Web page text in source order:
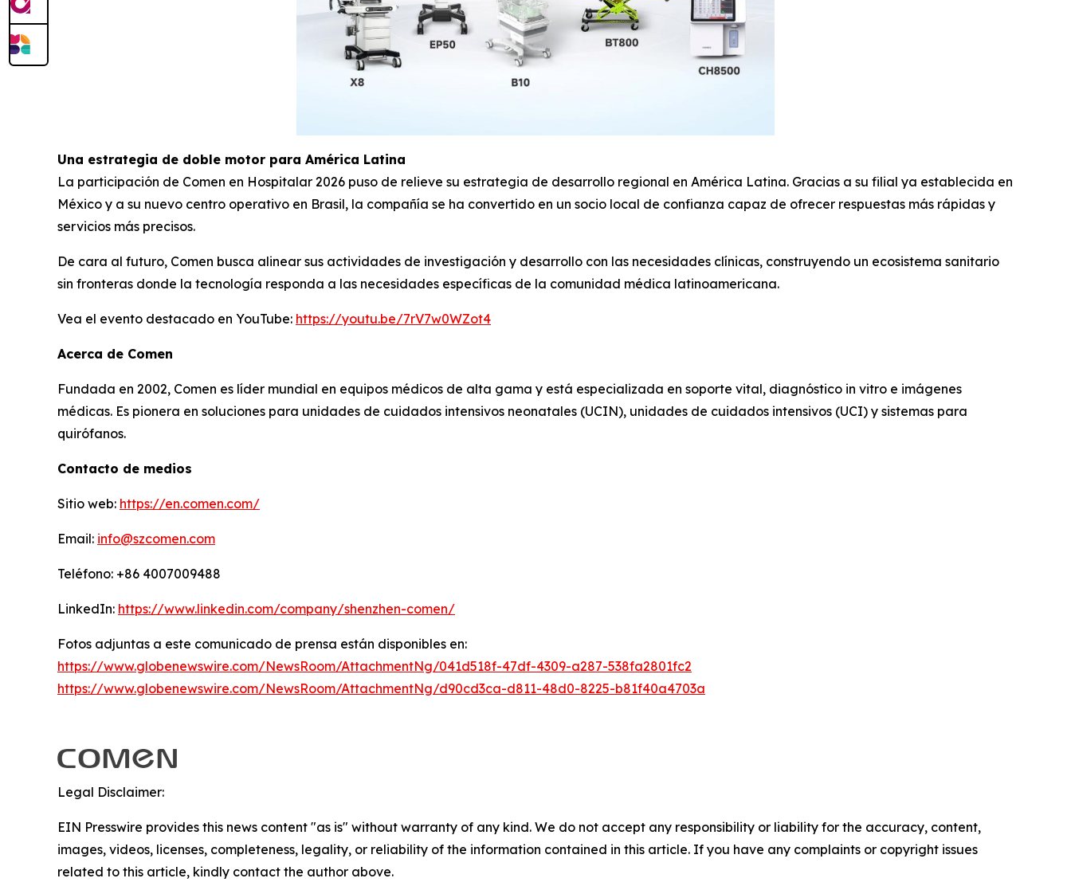
Una estrategia de doble motor para América Latina
La participación de Comen en Hospitalar 2026 puso de relieve su estrategia de desarrollo regional en América Latina. Gracias a su filial ya establecida en
México y a su nuevo centro operativo en Brasil, la compañía se ha convertido en un socio local de confianza capaz de ofrecer respuestas más rápidas y
servicios más precisos.
De cara al futuro, Comen busca alinear sus actividades de investigación y desarrollo con las necesidades clínicas, construyendo un ecosistema sanitario
sin fronteras donde la tecnología responda a las necesidades específicas de la comunidad médica latinoamericana.
Vea el evento destacado en YouTube: https://youtu.be/7rV7w0WZot4
Acerca de Comen
Fundada en 2002, Comen es líder mundial en equipos médicos de alta gama y está especializada en soporte vital, diagnóstico in vitro e imágenes
médicas. Es pionera en soluciones para unidades de cuidados intensivos neonatales (UCIN), unidades de cuidados intensivos (UCI) y sistemas para
quirófanos.
Contacto de medios
Sitio web: https://en.comen.com/
Email: info@szcomen.com
Teléfono: +86 4007009488
LinkedIn: https://www.linkedin.com/company/shenzhen-comen/
Fotos adjuntas a este comunicado de prensa están disponibles en:
https://www.globenewswire.com/NewsRoom/AttachmentNg/041d518f-47df-4309-a287-538fa2801fc2
https://www.globenewswire.com/NewsRoom/AttachmentNg/d90cd3ca-d811-48d0-8225-b81f40a4703a
Legal Disclaimer:
EIN Presswire provides this news content "as is" without warranty of any kind. We do not accept any responsibility or liability for the accuracy, content,
images, videos, licenses, completeness, legality, or reliability of the information contained in this article. If you have any complaints or copyright issues
related to this article, kindly contact the author above.